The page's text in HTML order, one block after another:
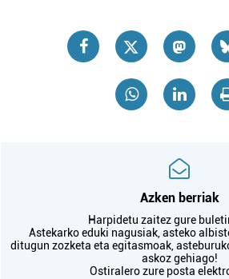
Azken berriak
Harpidetu zaitez gure
Astekarko eduki nagusiak, asteko
ditugun zozketa eta egitasmoak,
askoz gehiago!
Ostiralero zure posta